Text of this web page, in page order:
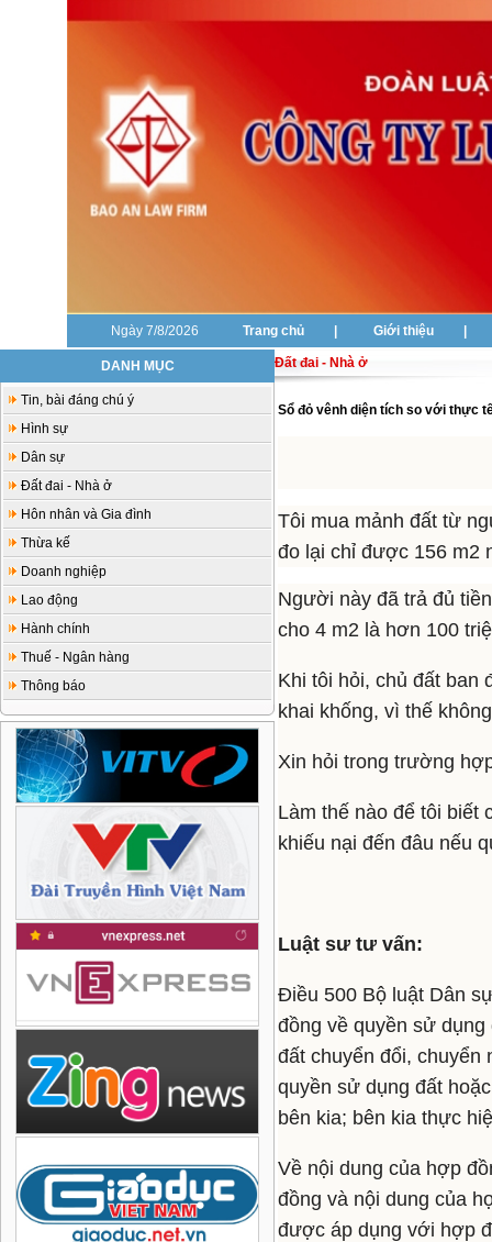
Ngày 7/8/2026 Trang chủ Giới thiệu
DANH MỤC
Tin, bài đáng chú ý
Hình sự
Dân sự
Đất đai - Nhà ở
Hôn nhân và Gia đình
Thừa kế
Doanh nghiệp
Lao động
Hành chính
Thuế - Ngân hàng
Thông báo
Đất đai - Nhà ở
Sổ đỏ vênh diện tích so với thực
Tôi mua mảnh đất từ
đo lại chỉ được 156 m2
Người này đã trả đủ
cho 4 m2 là hơn 100
Khi tôi hỏi, chủ đất ban
khai khống, vì thế
Xin hỏi trong trường
Làm thế nào để tôi biết
khiếu nại đến đâu nếu
Luật sư tư vấn:
Điều 500 Bộ luật Dân
đồng về quyền sử
đất chuyển đổi, chuyển
quyền sử dụng đất
bên kia; bên kia thực
Về nội dung của hợp
đồng và nội dung của
được áp dụng với hợp